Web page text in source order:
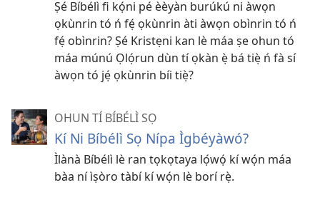
Ṣé Bíbélì fi kọ́ni pé èèyàn burúkú ni àwọn
ọkùnrin tó ń fẹ́ ọkùnrin àti àwọn obìnrin tó ń
fẹ́ obìnrin? Ṣé Kristẹni kan lè máa ṣe ohun tó
máa múnú Ọlọ́run dùn tí ọkàn ẹ̀ bá tiẹ̀ ń fà sí
àwọn tó jẹ́ ọkùnrin bíi tiẹ̀?
OHUN TÍ BÍBÉLÌ SỌ
Kí Ni Bíbélì Sọ Nípa Ìgbéyàwó?
Ìlànà Bíbélì lè ran tọkọtaya lọ́wọ́ kí wọ́n máa
bàa ní ìṣòro tàbí kí wọ́n lè borí rẹ̀.